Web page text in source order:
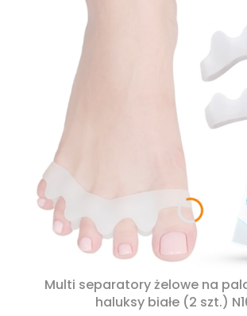
Multi separatory żelowe na
haluksy białe (2 szt.)